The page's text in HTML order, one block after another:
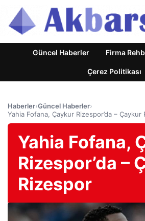
Güncel Haberler Firma
Çerez Politikası
Haberler›Güncel Haberler›
Yahia Fofana, Çaykur Rizespor’da – Çaykur
Yahia Fofana,
Rizespor’da –
Rizespor